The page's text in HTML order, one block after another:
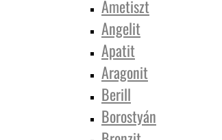
Ametiszt
Angelit
Apatit
Aragonit
Berill
Borostyán